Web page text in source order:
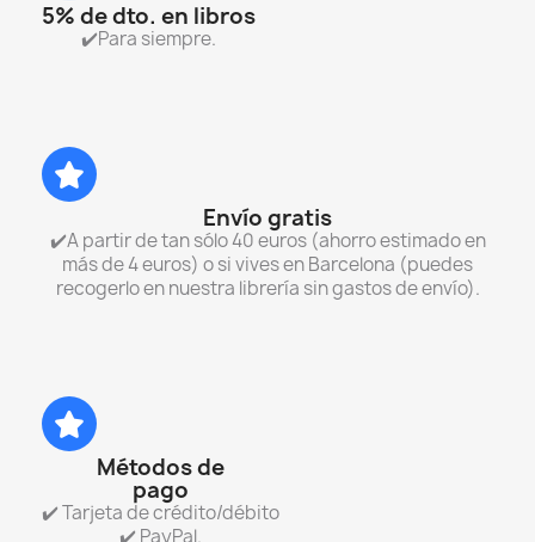
5% de dto. en libros
✔️Para siempre.
Envío gratis
✔️A partir de tan sólo 40 euros (ahorro estimado en
más de 4 euros) o si vives en Barcelona (puedes
recogerlo en nuestra librería sin gastos de envío).
Métodos de
pago
✔️ Tarjeta de crédito/débito
✔️ PayPal.